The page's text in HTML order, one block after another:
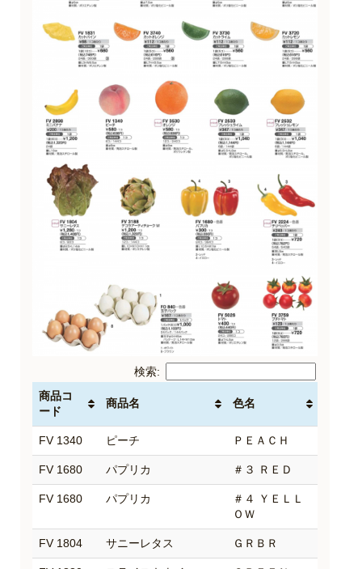
検索:
商品コ
ード
商品名 色名
FV 1340 ピーチ ＰＥＡＣＨ
FV 1680 パプリカ ＃３ ＲＥＤ
FV 1680 パプリカ
＃４ ＹＥＬＬ
ＯＷ
FV 1804 サニーレタス ＧＲＢＲ